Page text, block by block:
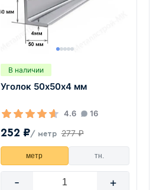
В наличии
Уголок 50х50х4 мм
4.6 16
252 ₽/ метр 277 ₽
метр тн.
- +